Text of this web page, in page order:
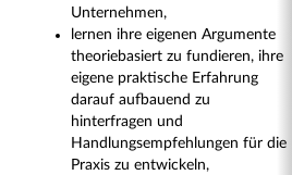
Unternehmen,
lernen ihre eigenen Argumente
theoriebasiert zu fundieren, ihre
eigene praktische Erfahrung
darauf aufbauend zu
hinterfragen und
Handlungsempfehlungen für die
Praxis zu entwickeln,